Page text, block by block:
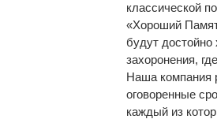
классической
«Хороший
будут
захоронения,
Наша компания
оговоренные
каждый из